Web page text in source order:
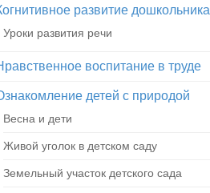
развитие дошкольника
Уроки развития речи
воспитание в труде
детей с природой
Весна и дети
Живой уголок в детском саду
Земельный участок детского сада